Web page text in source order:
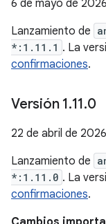
6 de mayo de 2026
Lanzamiento de
*:1.11.1 . La
confirmaciones.
Versión 1.11.0
22 de abril de 2026
Lanzamiento de
*:1.11.0 . La
confirmaciones.